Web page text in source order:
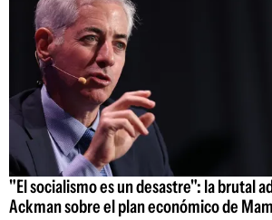
"El socialismo es un desastre": la brutal
Ackman sobre el plan económico de